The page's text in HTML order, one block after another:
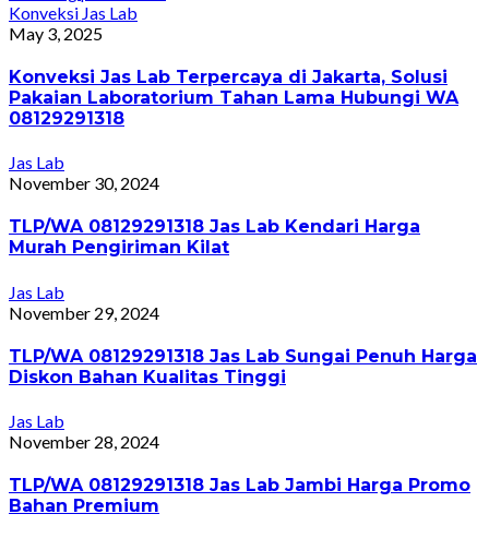
Konveksi Jas Lab
May 3, 2025
Konveksi Jas Lab Terpercaya di Jakarta, Solusi
Pakaian Laboratorium Tahan Lama Hubungi WA
08129291318
Jas Lab
November 30, 2024
TLP/WA 08129291318 Jas Lab Kendari Harga
Murah Pengiriman Kilat
Jas Lab
November 29, 2024
TLP/WA 08129291318 Jas Lab Sungai Penuh Harga
Diskon Bahan Kualitas Tinggi
Jas Lab
November 28, 2024
TLP/WA 08129291318 Jas Lab Jambi Harga Promo
Bahan Premium